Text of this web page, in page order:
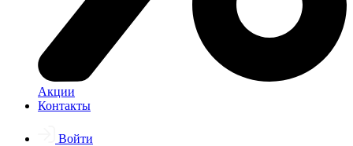
Акции
Контакты
Войти